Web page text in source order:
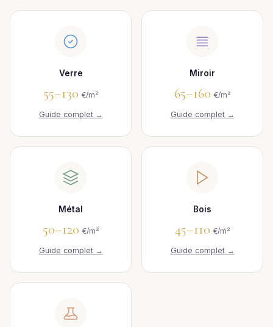
Verre
55–130 €/m²
Guide complet →
Miroir
65–160 €/m²
Guide complet →
Métal
50–120 €/m²
Guide complet →
Bois
45–110 €/m²
Guide complet →